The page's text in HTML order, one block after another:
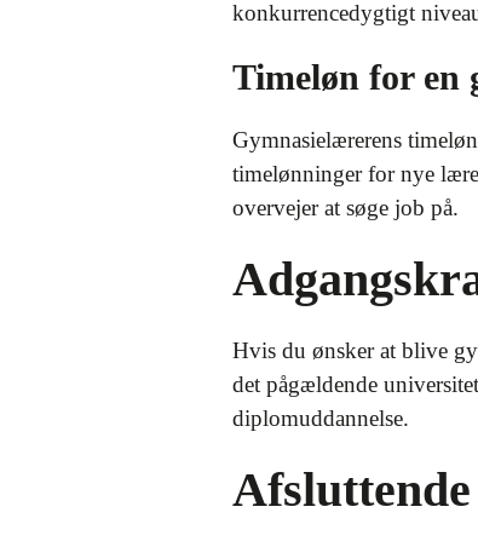
konkurrencedygtigt
Timeløn for en
Gymnasielærerens
timelønninger for nye
overvejer at søge job på.
Hvis du ønsker at blive
det pågældende
diplomuddannelse.